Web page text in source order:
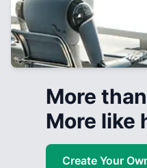
More
More like
Create Your